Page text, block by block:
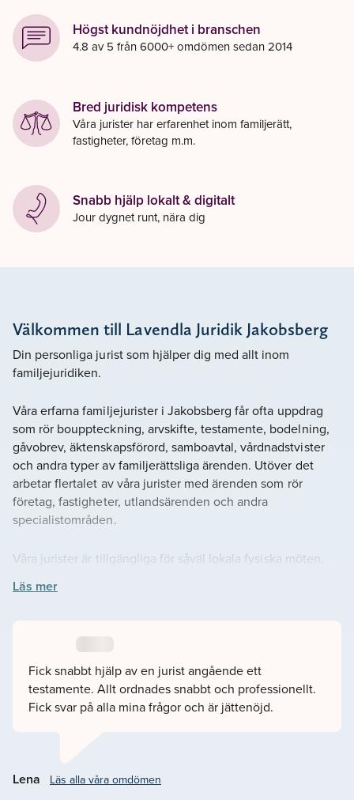
Högst kundnöjdhet i branschen
4.8 av 5 från 6000+ omdömen sedan 2014
Bred juridisk kompetens
Våra jurister har erfarenhet inom familjerätt,
fastigheter, företag m.m.
Snabb hjälp lokalt & digitalt
Jour dygnet runt, nära dig
Välkommen till Lavendla Juridik Jakobsberg
Din personliga jurist som hjälper dig med allt inom
familjejuridiken.
Våra erfarna familjejurister i Jakobsberg får ofta uppdrag
som rör bouppteckning, arvskifte, testamente, bodelning,
gåvobrev, äktenskapsförord, samboavtal, vårdnadstvister
och andra typer av familjerättsliga ärenden. Utöver det
arbetar flertalet av våra jurister med ärenden som rör
företag, fastigheter, utlandsärenden och andra
specialistområden.
Våra jurister är tillgängliga för såväl lokala fysiska möten,
det som passar dig bäst.
Du kan själva välja jurist på hemsidan som du tycker passar
ditt ärende. Du kan läsa juristens omdömen, se deras
schema, bakgrund och utbildning. Om du hellre vill hjälper
vi till att koppla ihop dig med en jurist som passar, fyll då i
vårt kontaktformulär så hör vi av oss snarast möjligt.
Läs mer
Fick snabbt hjälp av en jurist angående ett
testamente. Allt ordnades snabbt och professionellt.
Fick svar på alla mina frågor och är jättenöjd.
Lena Läs alla våra omdömen